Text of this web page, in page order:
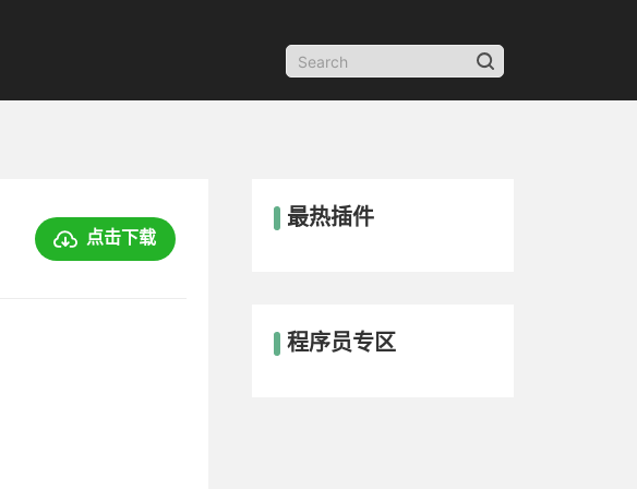
点击下载
最热插件
程序员专区